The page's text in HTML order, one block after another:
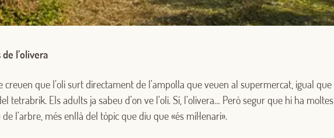
l’olivera
creuen que l’oli surt directament de l’ampolla que veuen al supermercat, igual que
tetrabrik. Els adults ja sabeu d’on ve l’oli. Sí, l’olivera… Però segur que hi ha moltes
l’arbre, més enllà del tòpic que diu que «és mil·lenari».